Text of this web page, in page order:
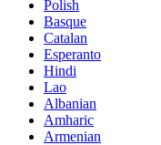
Polish
Basque
Catalan
Esperanto
Hindi
Lao
Albanian
Amharic
Armenian